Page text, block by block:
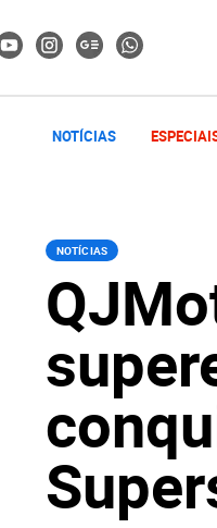
NOTÍCIAS
NOTÍCIAS